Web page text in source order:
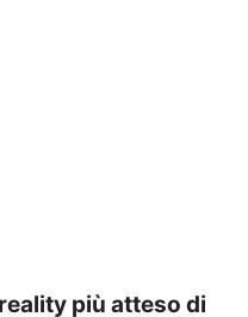
più atteso di